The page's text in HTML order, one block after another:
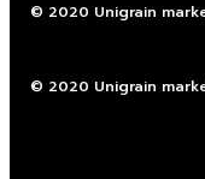
© 2020 Unigrain
© 2020 Unigrain